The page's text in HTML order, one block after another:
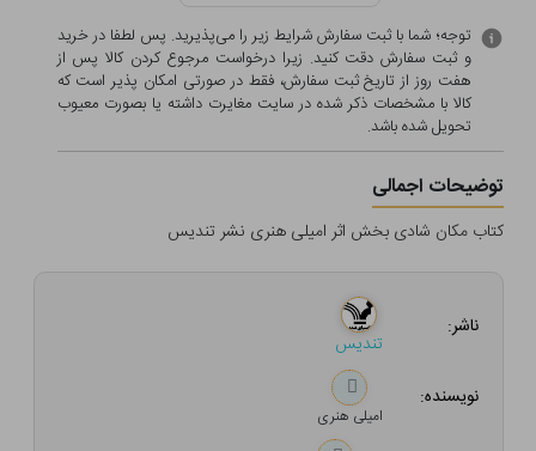
توجه؛ شما با ثبت سفارش شرایط زیر را می‌پذیرید. پس لطفا در خرید
و ثبت سفارش دقت کنید. زیرا درخواست مرجوع کردن کالا پس از
هفت روز از تاریخ ثبت سفارش، فقط در صورتی امکان پذیر است که
کالا با مشخصات ذکر شده در سایت مغایرت داشته یا بصورت معيوب
تحویل شده باشد.
توضیحات اجمالی
کتاب مکان شادی بخش اثر امیلی هنری نشر تندیس
ناشر:
تندیس
نویسنده:
امیلی هنری